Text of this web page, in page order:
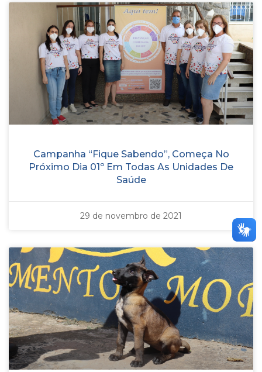
Campanha “Fique Sabendo”, Começa No
Próximo Dia 01º Em Todas As Unidades De
Saúde
29 de novembro de 2021